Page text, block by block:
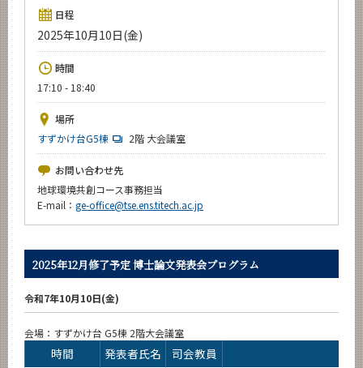
日程
2025年10月10日(金)
時間
17:10 - 18:40
場所
すずかけ台G5棟
2階 大会議室
お問い合わせ先
地球環境共創コース事務担当
E-mail： ge-office@tse.ens.titech.ac.jp
2025年12月修了予定 博士論文発表会プログラム
令和7年10月10日(金)
会場：すずかけ台 G5棟 2階大会議室
時間 発表者氏名 司会教員
Admissions
融合理工学系 News
News
イベントカレンダー
Event Calendar
今後のイベント
今後の課程別イベント
年別アーカイブ
サイト構成
CLOSE